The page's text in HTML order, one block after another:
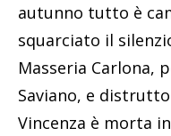
autunno tutto è
squarciato il
Masseria Carlona,
Saviano, e
Vincenza è morta